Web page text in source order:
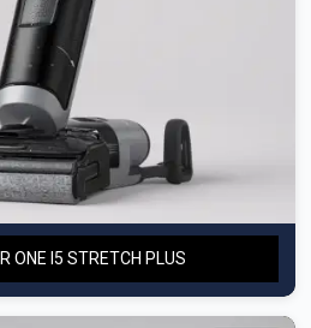
ONE I5 STRETCH PLUS